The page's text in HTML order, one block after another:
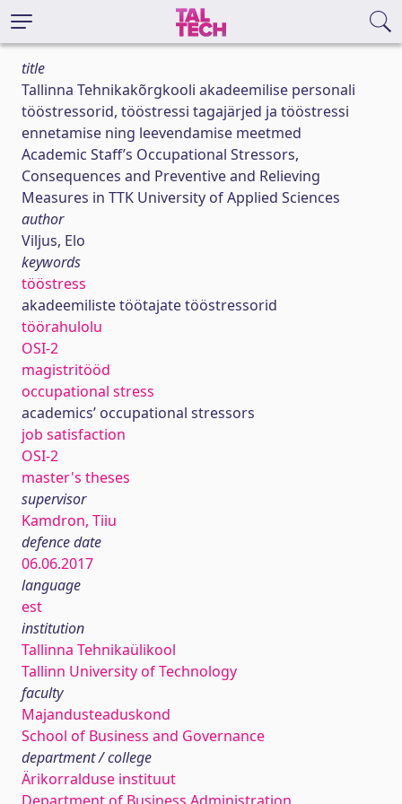
title
Tallinna Tehnikakõrgkooli akadeemilise personali
tööstressorid, tööstressi tagajärjed ja tööstressi
ennetamise ning leevendamise meetmed
Academic Staff’s Occupational Stressors,
Consequences and Preventive and Relieving
Measures in TTK University of Applied Sciences
author
Viljus, Elo
keywords
tööstress
akadeemiliste töötajate tööstressorid
töörahulolu
OSI-2
magistritööd
occupational stress
academics’ occupational stressors
job satisfaction
OSI-2
master's theses
supervisor
Kamdron, Tiiu
defence date
06.06.2017
language
est
institution
Tallinna Tehnikaülikool
Tallinn University of Technology
faculty
Majandusteaduskond
School of Business and Governance
department / college
Ärikorralduse instituut